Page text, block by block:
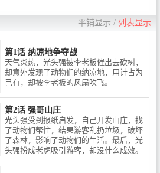
平铺显示 / 列表显示
第1话 纳凉地争夺战
天气炎热，光头强被李老板催出去砍树，
却意外发现了动物们的纳凉地，用计占为
己有，却被李老板的风扇吹飞。
第2话 强哥山庄
光头强受到报纸启发，自己开发山庄，找
了动物们帮忙，结果游客乱扔垃圾，破坏
了森林，影响了动物们的生活。最后，光
头强扮成老虎吸引游客，却没什么成效。